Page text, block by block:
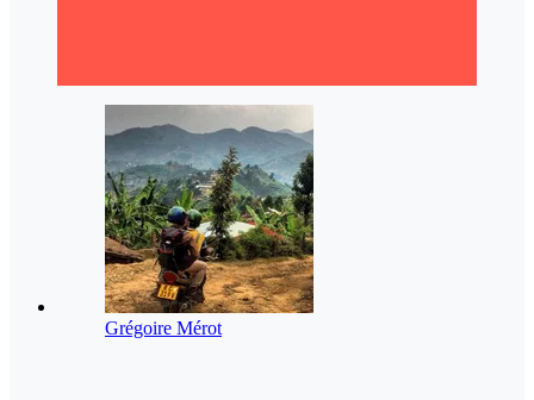
Grégoire Mérot